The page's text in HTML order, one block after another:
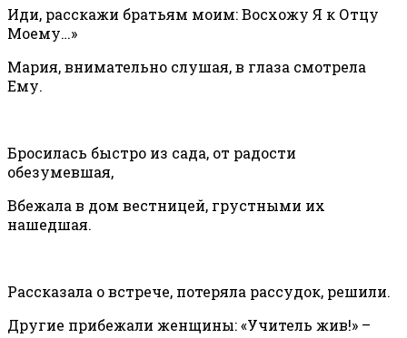
Иди, расскажи братьям моим: Восхожу Я к Отцу
Моему…»
Мария, внимательно слушая, в глаза смотрела
Ему.
Бросилась быстро из сада, от радости
обезумевшая,
Вбежала в дом вестницей, грустными их
нашедшая.
Рассказала о встрече, потеряла рассудок, решили.
Другие прибежали женщины: «Учитель жив!» –